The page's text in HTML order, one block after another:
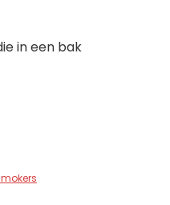
in een bak